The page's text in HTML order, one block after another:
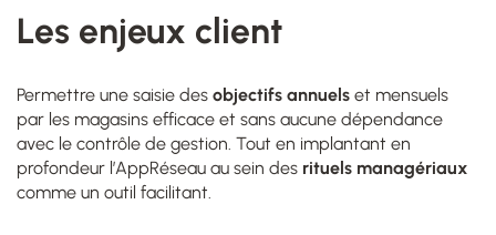
Les enjeux client
Permettre une saisie des objectifs annuels et mensuels
par les magasins efficace et sans aucune dépendance
avec le contrôle de gestion. Tout en implantant en
profondeur l’AppRéseau au sein des rituels managériaux
comme un outil facilitant.